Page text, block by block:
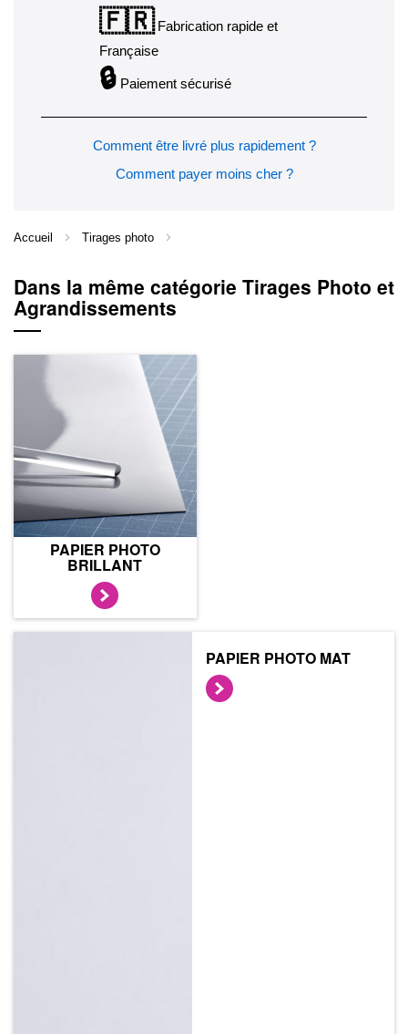
🇫🇷Fabrication rapide et
Française
🔒 Paiement sécurisé
Comment être livré plus rapidement ?
Comment payer moins cher ?
Accueil Tirages photo
Dans la même catégorie Tirages Photo et
Agrandissements
PAPIER PHOTO
BRILLANT
PAPIER PHOTO MAT